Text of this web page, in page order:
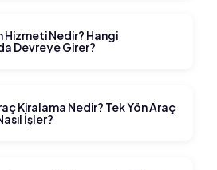
Hizmeti Nedir? Hangi
Devreye Girer?
Kiralama Nedir? Tek Yön Araç
İşler?